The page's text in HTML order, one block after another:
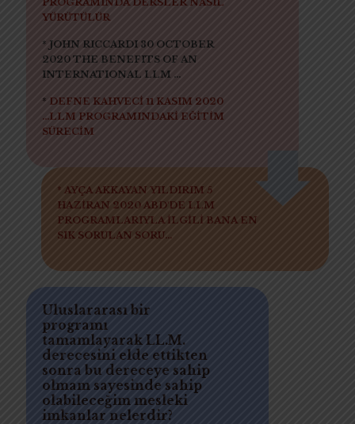
PROGRAMINDA DERSLER NASIL
YÜRÜTÜLÜR
* JOHN RICCARDI 30 OCTOBER
2020 THE BENEFITS OF AN
INTERNATIONAL LLM ...
* DEFNE KAHVECİ 11 KASIM 2020
...LLM PROGRAMINDAKİ EĞİTİM
SÜRECİM
* AYÇA AKKAYAN YILDIRIM 5
HAZİRAN 2020 ABD'DE LLM
PROGRAMLARIYLA İLGİLİ BANA EN
SIK SORULAN SORU...
Uluslararası bir
programı
tamamlayarak LL.M.
derecesini elde ettikten
sonra bu dereceye sahip
olmam sayesinde sahip
olabileceğim mesleki
imkanlar nelerdir?